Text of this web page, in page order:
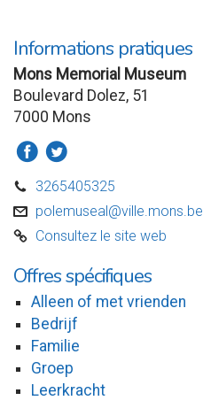
Informations pratiques
Mons Memorial Museum
Boulevard Dolez, 51
7000 Mons
a b
D 3265405325
v polemuseal@ville.mons.be
C Consultez le site web
Offres spécifiques
Alleen of met vrienden
Bedrijf
Familie
Groep
Leerkracht